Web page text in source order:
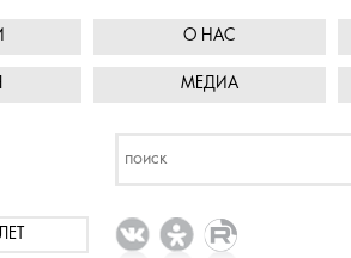
О НАС
МЕДИА